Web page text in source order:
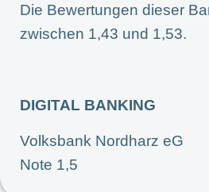
Die Bewertungen dieser
zwischen 1,43 und 1,53.
DIGITAL BANKING
Volksbank Nordharz eG
Note 1,5